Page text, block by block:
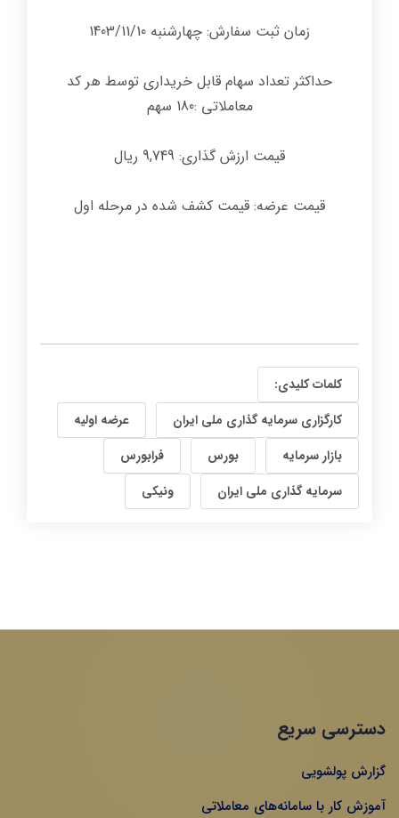
زمان ثبت سفارش: چهارشنبه 1403/11/10
حداکثر تعداد سهام قابل خریداری توسط هر کد
معاملاتی :180 سهم
قیمت ارزش گذاری: 9,749 ریال
قیمت عرضه: قیمت کشف شده در مرحله اول
کلمات کلیدی:
کارگزاری سرمایه گذاری ملی ایران
عرضه اولیه
بازار سرمایه
بورس
فرابورس
سرمایه گذاری ملی ایران
ونیکی
دسترسی سریع
گزارش پولشویی
آموزش کار با سامانه‌های معاملاتی